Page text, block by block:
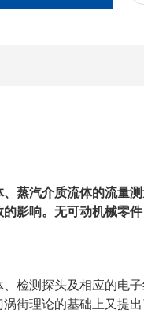
蒸汽介质流体的流量
影响。无可动机械零
检测探头及相应的电
街理论的基础上又提